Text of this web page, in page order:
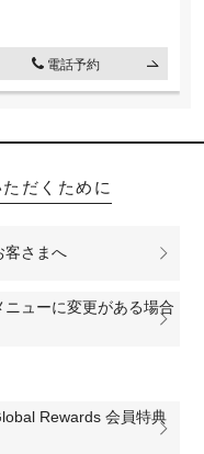
電話予約
だくために
客さまへ
ューに変更がある場合
Rewards 会員特典